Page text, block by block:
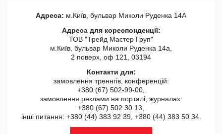
Адреса: м.Київ, бульвар Миколи Руденка 14А
Адреса для кореспонденції:
ТОВ "Tрейд Мастер Груп"
м.Київ, бульвар Миколи Руденка 14а,
2 поверх, оф 121, 03194
Контакти для:
замовлення треннгів, конференцій:
+380 (67) 502-99-00,
замовлення реклами на порталі, журналах:
+380 (67) 502 30 13,
інші питання: +380 (44) 383 92 39, +380 (44) 383 50 34.